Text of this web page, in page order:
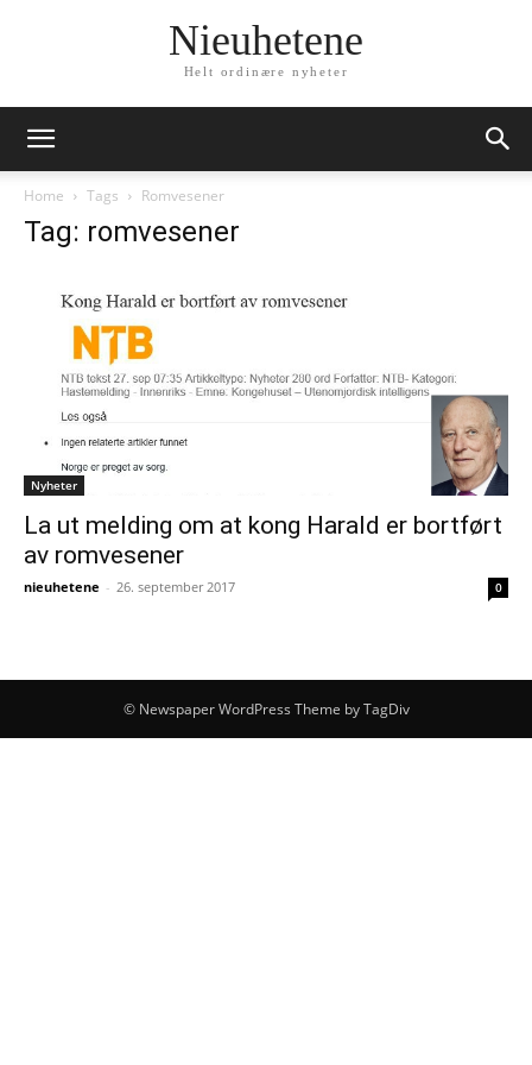
Nieuhetene
Helt ordinære nyheter
Home Tags Romvesener
Tag: romvesener
Nyheter
La ut melding om at kong Harald er bortført
av romvesener
nieuhetene - 26. september 2017 0
© Newspaper WordPress Theme by TagDiv